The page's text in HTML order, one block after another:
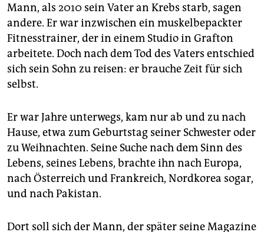
Mann, als 2010 sein Vater an Krebs starb, sagen
andere. Er war inzwischen ein muskelbepackter
Fitnesstrainer, der in einem Studio in Grafton
arbeitete. Doch nach dem Tod des Vaters entschied
sich sein Sohn zu reisen: er brauche Zeit für sich
selbst.
Er war Jahre unterwegs, kam nur ab und zu nach
Hause, etwa zum Geburtstag seiner Schwester oder
zu Weihnachten. Seine Suche nach dem Sinn des
Lebens, seines Lebens, brachte ihn nach Europa,
nach Österreich und Frankreich, Nordkorea sogar,
und nach Pakistan.
Dort soll sich der Mann, der später seine Magazine